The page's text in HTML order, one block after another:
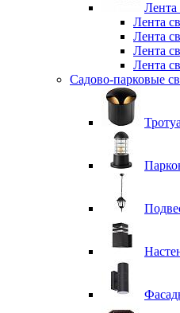
Лента
Лента
Лента
Лента
Лента
Садово-парковые